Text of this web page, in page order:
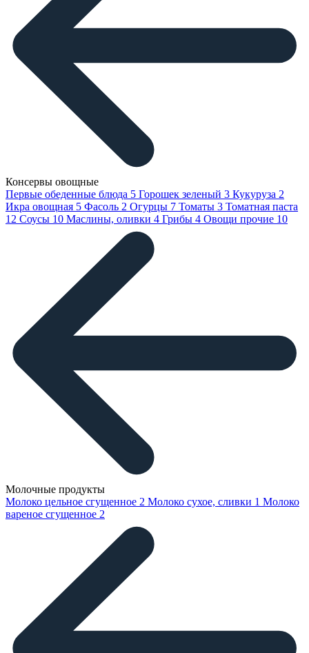
Консервы овощные
Первые обеденные блюда 5 Горошек зеленый 3 Кукуруза 2
Икра овощная 5 Фасоль 2 Огурцы 7 Томаты 3 Томатная паста
12 Соусы 10 Маслины, оливки 4 Грибы 4 Овощи прочие 10
Молочные продукты
Молоко цельное сгущенное 2 Молоко сухое, сливки 1 Молоко
вареное сгущенное 2